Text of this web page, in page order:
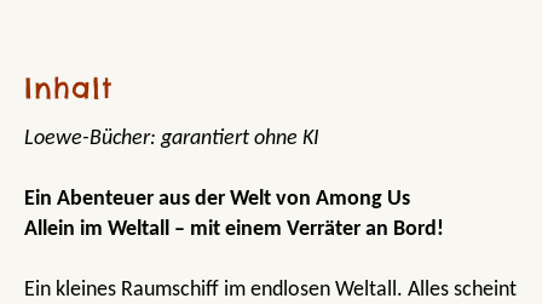
Inhalt
Loewe-Bücher: garantiert ohne KI
Ein Abenteuer aus der Welt von Among Us
Allein im Weltall – mit einem Verräter an Bord!
Ein kleines Raumschiff im endlosen Weltall. Alles scheint